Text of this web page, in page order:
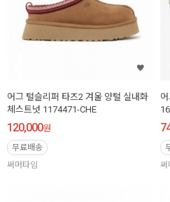
어그 털슬리퍼 타즈2 겨울 양털 실내화
체스트넛 1174471-CHE
120,000원
무료배송
써머타임
써